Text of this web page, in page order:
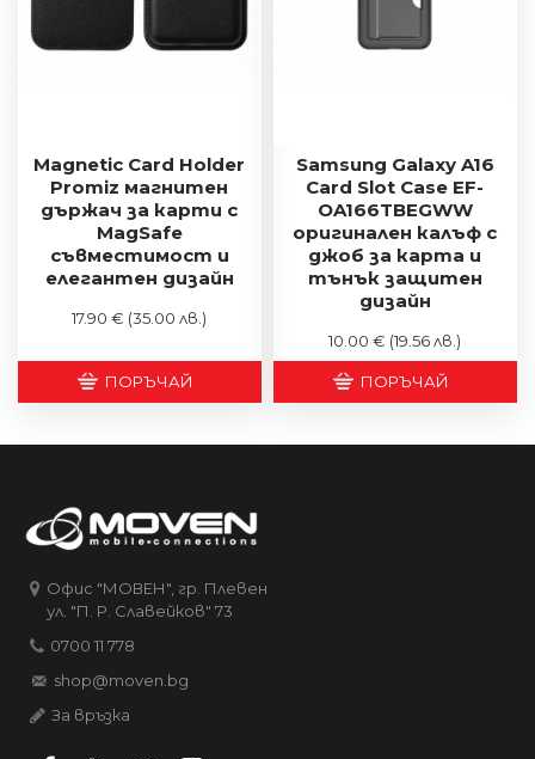
Magnetic Card Holder
Promiz магнитен
държач за карти с
MagSafe
съвместимост и
елегантен дизайн
17.90 € (35.00 лв.)
ПОРЪЧАЙ
Samsung Galaxy A16
Card Slot Case EF-
OA166TBEGWW
оригинален калъф с
джоб за карта и
тънък защитен
дизайн
10.00 € (19.56 лв.)
ПОРЪЧАЙ
Офис "МОВЕН", гр. Плевен
ул. "П. Р. Славейков" 73
0700 11 778
shop@moven.bg
За връзка